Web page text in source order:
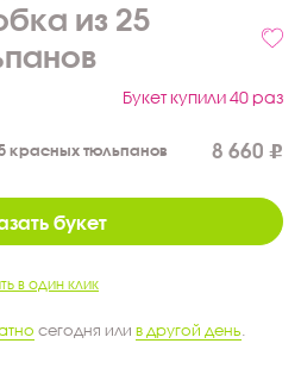
из 25
Букет купили 40 раз
красных тюльпанов 8 660
букет
в один клик
сегодня или в другой день